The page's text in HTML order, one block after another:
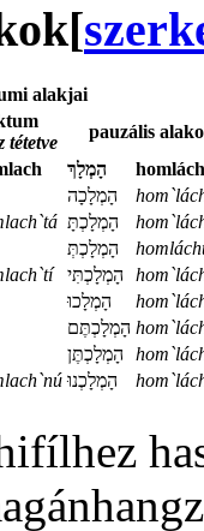
[
alakjai
tétetve
pauzális
‏‏‏‏הָמְלָךְ
homlách
‏‏הָמְלָכָה‏‏
הָמְלָכְתָּ‏‏
הָמְלָכְתְּ‏‏
‏‏הָמְלָכְתִּי
הָמְלָכוּ
הָמְלָכְתֶּם
‏‏הָמְלָכְתֶּן
הָמְלָכְנוּ